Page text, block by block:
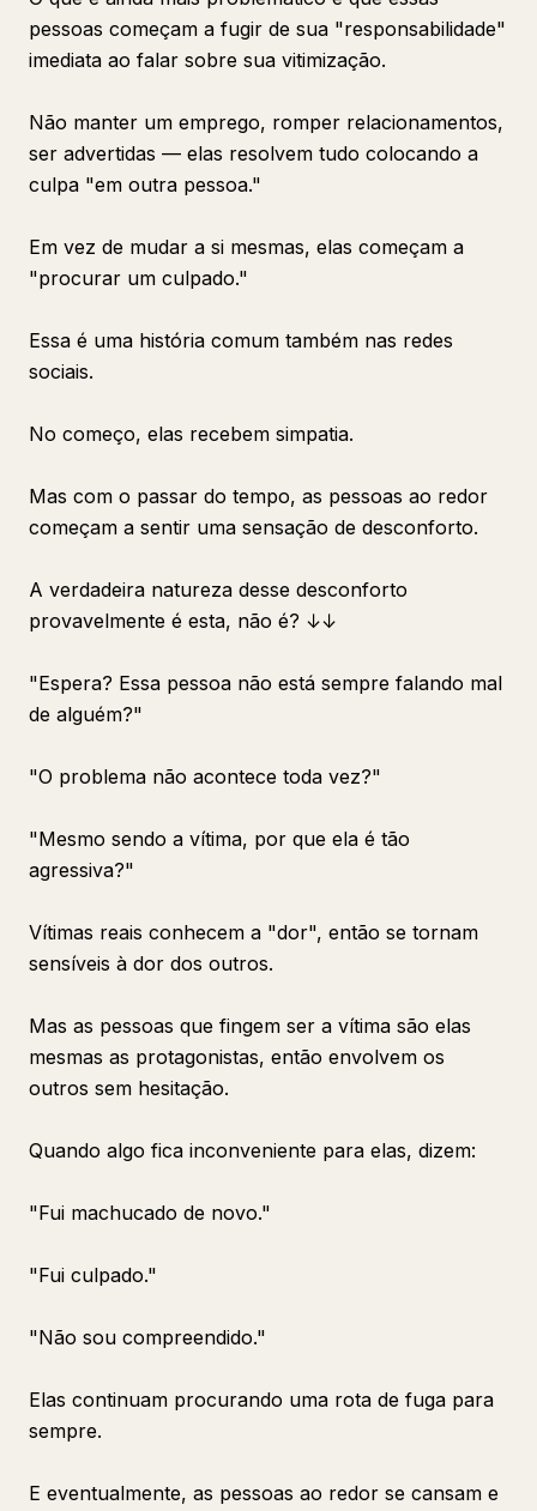
pessoas começam a fugir de sua "responsabilidade"
imediata ao falar sobre sua vitimização.
Não manter um emprego, romper relacionamentos,
ser advertidas — elas resolvem tudo colocando a
culpa "em outra pessoa."
Em vez de mudar a si mesmas, elas começam a
"procurar um culpado."
Essa é uma história comum também nas redes
sociais.
No começo, elas recebem simpatia.
Mas com o passar do tempo, as pessoas ao redor
começam a sentir uma sensação de desconforto.
A verdadeira natureza desse desconforto
provavelmente é esta, não é? ↓↓
"Espera? Essa pessoa não está sempre falando mal
de alguém?"
"O problema não acontece toda vez?"
"Mesmo sendo a vítima, por que ela é tão
agressiva?"
Vítimas reais conhecem a "dor", então se tornam
sensíveis à dor dos outros.
Mas as pessoas que fingem ser a vítima são elas
mesmas as protagonistas, então envolvem os
outros sem hesitação.
Quando algo fica inconveniente para elas, dizem:
"Fui machucado de novo."
"Fui culpado."
"Não sou compreendido."
Elas continuam procurando uma rota de fuga para
sempre.
E eventualmente, as pessoas ao redor se cansam e